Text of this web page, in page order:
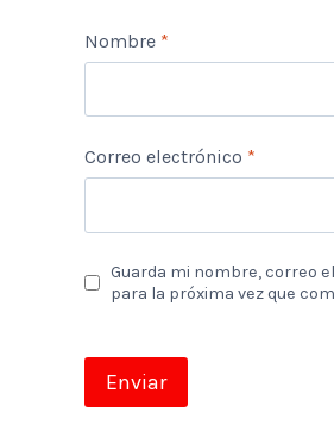
Nombre *
Correo electrónico *
Guarda mi nombre, correo
para la próxima vez que